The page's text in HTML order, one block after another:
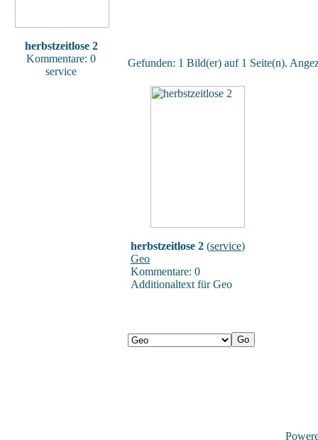
herbstzeitlose 2
Kommentare: 0
service
Gefunden: 1 Bild(er) auf 1 Seite(n).
herbstzeitlose 2 (service)
Geo
Kommentare: 0
Additionaltext für Geo